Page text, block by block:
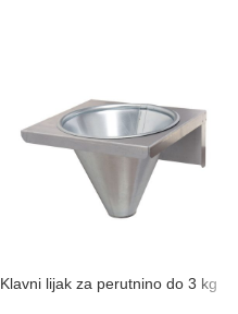
Klavni lijak za perutnino do 3 kg